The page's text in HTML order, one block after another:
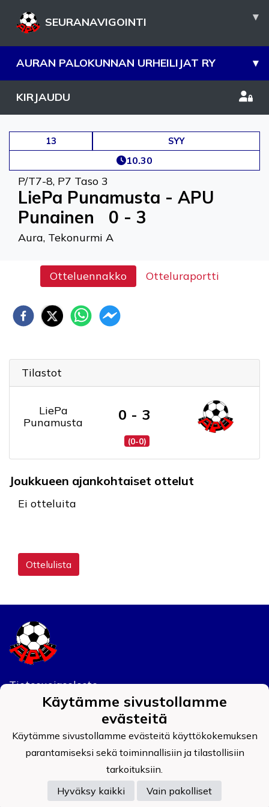
SEURANAVIGOINTI ▾
AURAN PALOKUNNAN URHEILIJAT RY ▾
KIRJAUDU
13 SYY
10.30
P/T7-8, P7 Taso 3
LiePa Punamusta - APU
Punainen
0 - 3
Aura, Tekonurmi A
Otteluennakko Otteluraportti
Tilastot
LiePa
Punamusta
0 - 3
(0-0)
Joukkueen ajankohtaiset ottelut
Ei otteluita
Ottelulista
Tietosuojaseloste
Auran Palokunnan Urheilijat ry
Powered by
Käytämme sivustollamme
evästeitä
Käytämme sivustollamme evästeitä käyttökokemuksen
parantamiseksi sekä toiminnallisiin ja tilastollisiin
tarkoituksiin.
Hyväksy kaikki
Vain pakolliset